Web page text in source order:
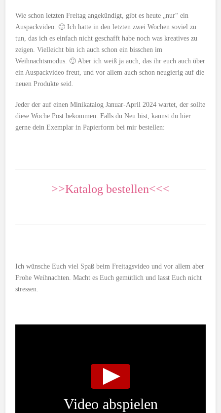
Wie schon letzten Freitag angekündigt, gibt es heute „nur“ ein
Auspackvideo. 🙂 Ich hatte in den letzten zwei Wochen soviel zu
tun, das ich es einfach nicht geschafft habe noch was kreatives zu
zeigen. Vielleicht bin ich auch schon ein bisschen im
Weihnachtsmodus. 🙂 Aber ich weiß ja auch, das ihr euch auch über
ein Auspackvideo freut, und vor allem auch schon neugierig auf die
neuen Produkte seid.
Jeder der auf einen Minikatalog Januar-April 2024 wartet, der sollte
diese Woche Post bekommen. Falls du Neu bist, kannst du hier
gerne dein Exemplar in Papierform bei mir bestellen:
>>Katalog bestellen<<<
Ich wünsche Euch viel Spaß beim Freitagsvideo und vor allem aber
Frohe Weihnachten. Macht es Euch gemütlich und lasst Euch nicht
stressen.
Video abspielen